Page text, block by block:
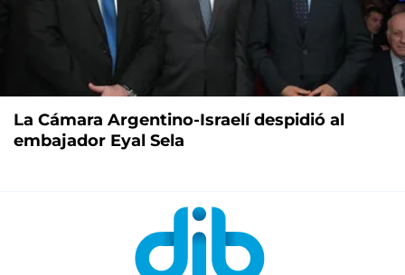
La Cámara Argentino-Israelí despidió al
embajador Eyal Sela